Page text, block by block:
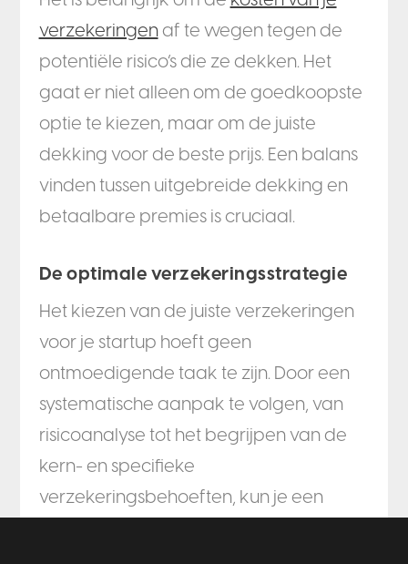
verzekeringenaf te wegen tegen de
potentiële risico’s die ze dekken. Het
gaat er niet alleen om de goedkoopste
optie te kiezen, maar om de juiste
dekking voor de beste prijs. Een balans
vinden tussen uitgebreide dekking en
betaalbare premies is cruciaal.
De optimale verzekeringsstrategie
Het kiezen van de juiste verzekeringen
voor je startup hoeft geen
ontmoedigende taak te zijn. Door een
systematische aanpak te volgen, van
risicoanalyse tot het begrijpen van de
kern- en specifieke
verzekeringsbehoeften, kun je een